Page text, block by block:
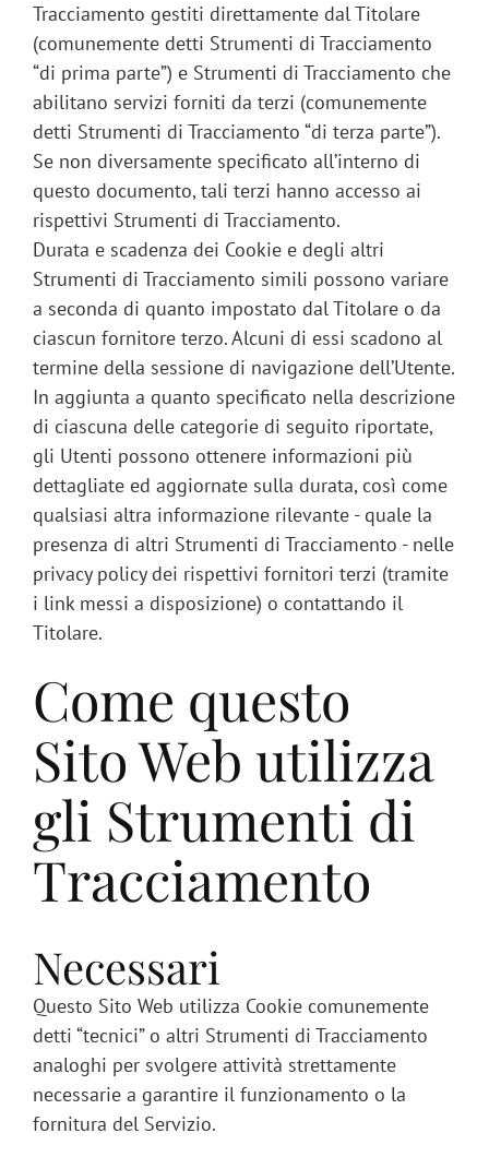
Tracciamento gestiti direttamente dal Titolare
(comunemente detti Strumenti di Tracciamento
“di prima parte”) e Strumenti di Tracciamento che
abilitano servizi forniti da terzi (comunemente
detti Strumenti di Tracciamento “di terza parte”).
Se non diversamente specificato all’interno di
questo documento, tali terzi hanno accesso ai
rispettivi Strumenti di Tracciamento.
Durata e scadenza dei Cookie e degli altri
Strumenti di Tracciamento simili possono variare
a seconda di quanto impostato dal Titolare o da
ciascun fornitore terzo. Alcuni di essi scadono al
termine della sessione di navigazione dell’Utente.
In aggiunta a quanto specificato nella descrizione
di ciascuna delle categorie di seguito riportate,
gli Utenti possono ottenere informazioni più
dettagliate ed aggiornate sulla durata, così come
qualsiasi altra informazione rilevante - quale la
presenza di altri Strumenti di Tracciamento - nelle
privacy policy dei rispettivi fornitori terzi (tramite
i link messi a disposizione) o contattando il
Titolare.
Come questo
Sito Web utilizza
gli Strumenti di
Tracciamento
Necessari
Questo Sito Web utilizza Cookie comunemente
detti “tecnici” o altri Strumenti di Tracciamento
analoghi per svolgere attività strettamente
necessarie a garantire il funzionamento o la
fornitura del Servizio.